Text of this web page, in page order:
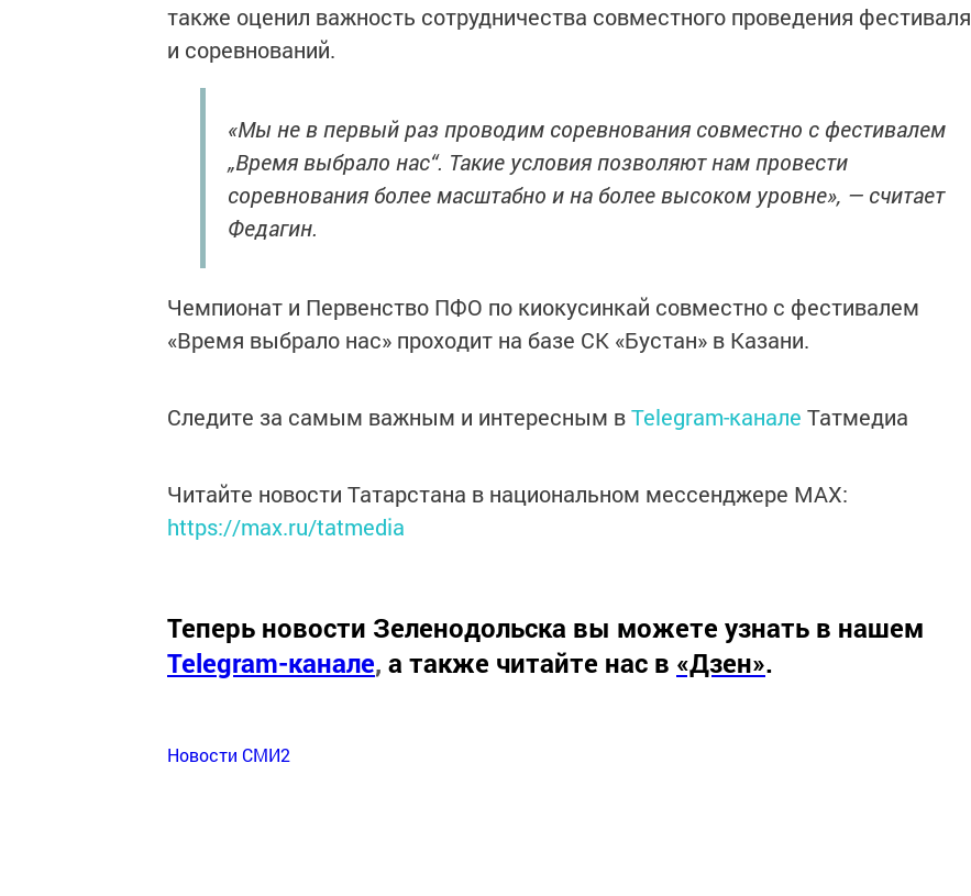
также оценил важность сотрудничества совместного проведения фестиваля
и соревнований.
«Мы не в первый раз проводим соревнования совместно с фестивалем
„Время выбрало нас“. Такие условия позволяют нам провести
соревнования более масштабно и на более высоком уровне», — считает
Федагин.
Чемпионат и Первенство ПФО по киокусинкай совместно с фестивалем
«Время выбрало нас» проходит на базе СК «Бустан» в Казани.
Следите за самым важным и интересным вTelegram-канале Татмедиа
Читайте новости Татарстана в национальном мессенджере MАХ:
https://max.ru/tatmedia
Теперь новости Зеленодольска вы можете узнать в нашем
Telegram-канале, а также читайте нас в «Дзен».
Новости СМИ2